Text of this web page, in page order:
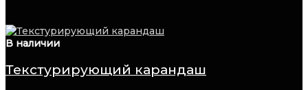
В наличии
Текстурирующий карандаш